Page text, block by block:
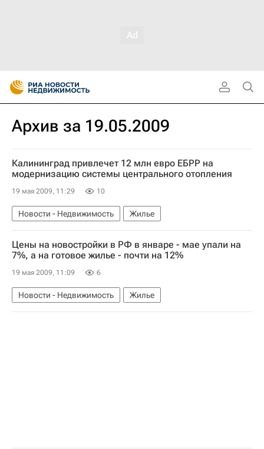
Архив за 19.05.2009
Калининград привлечет 12 млн евро ЕБРР на
модернизацию системы центрального отопления
19 мая 2009, 11:29 10
Новости - Недвижимость Жилье
Цены на новостройки в РФ в январе - мае упали на
7%, а на готовое жилье - почти на 12%
19 мая 2009, 11:09 6
Новости - Недвижимость Жилье